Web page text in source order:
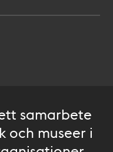
samarbete
och museer i